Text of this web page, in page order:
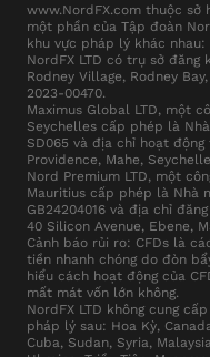
www.NordFX.com thuộc sở
một phần của Tập đoàn
khu vực pháp lý khác nhau:
NordFX LTD có trụ sở đăng
Rodney Village, Rodney
2023-00470.
Maximus Global LTD, một
Seychelles cấp phép là
SD065 và địa chỉ hoạt động
Providence, Mahe,
Nord Premium LTD, một
Mauritius cấp phép là Nhà
GB24204016 và địa chỉ
40 Silicon Avenue, Ebene,
Cảnh báo rủi ro: CFDs là
tiền nhanh chóng do đòn
hiểu cách hoạt động của
mất mát vốn lớn không.
NordFX LTD không cung
pháp lý sau: Hoa Kỳ,
Cuba, Sudan, Syria,